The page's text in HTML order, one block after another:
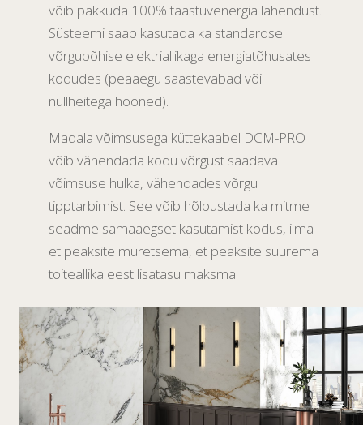
võib pakkuda 100% taastuvenergia lahendust.
Süsteemi saab kasutada ka standardse
võrgupõhise elektriallikaga energiatõhusates
kodudes (peaaegu saastevabad või
nullheitega hooned).
Madala võimsusega küttekaabel DCM-PRO
võib vähendada kodu võrgust saadava
võimsuse hulka, vähendades võrgu
tipptarbimist. See võib hõlbustada ka mitme
seadme samaaegset kasutamist kodus, ilma
et peaksite muretsema, et peaksite suurema
toiteallika eest lisatasu maksma.